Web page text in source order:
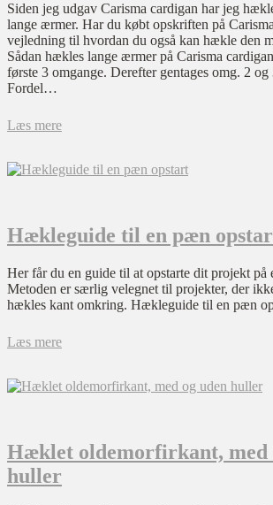
Siden jeg udgav Carisma cardigan har jeg
lange ærmer. Har du købt opskriften på
vejledning til hvordan du også kan hækle den
Sådan hækles lange ærmer på Carisma
første 3 omgange. Derefter gentages omg. 2
Fordel…
Læs mere
Hækleguide til en pæn
Her får du en guide til at opstarte dit projekt
Metoden er særlig velegnet til projekter, der
hækles kant omkring. Hækleguide til en pæn
Læs mere
Hæklet oldemorfirkant, med
huller